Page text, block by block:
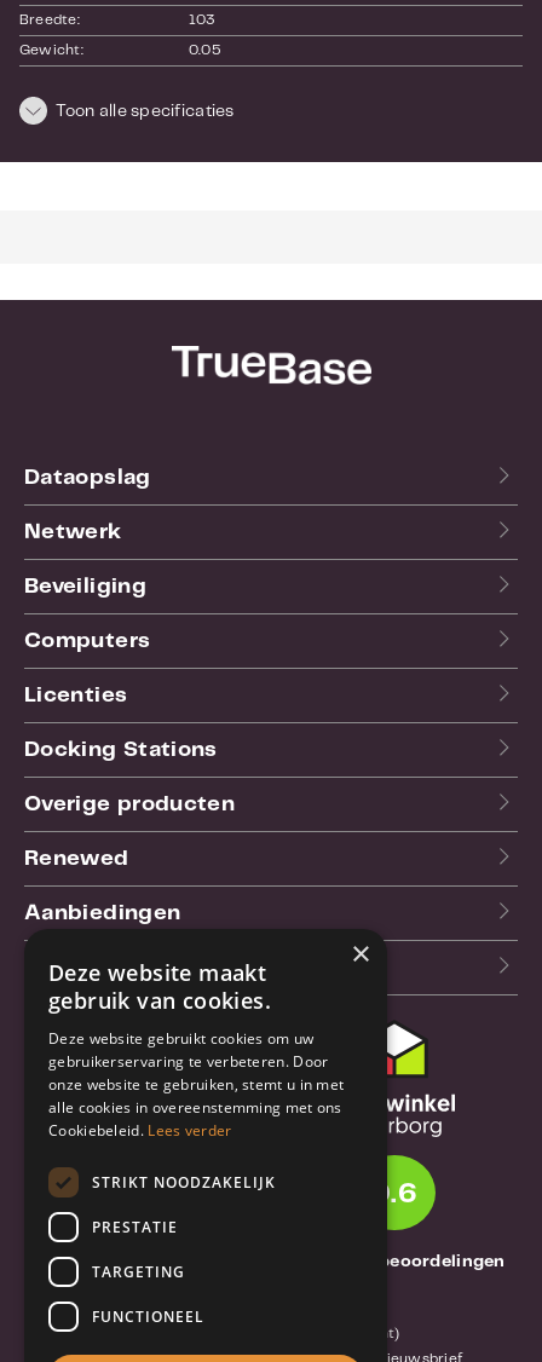
Breedte: 103
Gewicht: 0.05
Toon alle specificaties
Dataopslag
Netwerk
Beveiliging
Computers
Licenties
Docking Stations
Overige producten
Renewed
Aanbiedingen
Blog
Klantenservice
Garantie en reparatie
Annuleren of retourneren
Over TrueBase
9.6
1261 Thuisbeoordelingen
Over TrueBase
Privacy en voorwaarden (consument)
×
Deze website maakt
gebruik van cookies.
Deze website gebruikt cookies om uw
gebruikerservaring te verbeteren. Door
onze website te gebruiken, stemt u in met
alle cookies in overeenstemming met ons
Cookiebeleid. Lees verder
STRIKT NOODZAKELIJK
PRESTATIE
TARGETING
FUNCTIONEEL